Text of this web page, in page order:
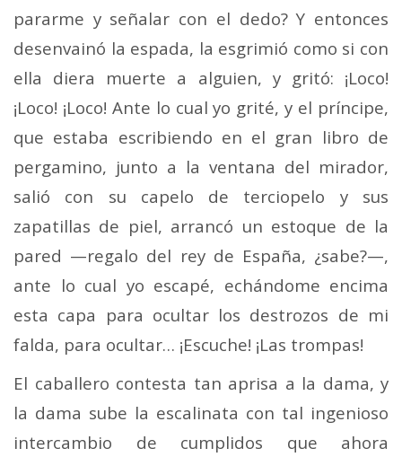
pararme y señalar con el dedo? Y entonces
desenvainó la espada, la esgrimió como si con
ella diera muerte a alguien, y gritó: ¡Loco!
¡Loco! ¡Loco! Ante lo cual yo grité, y el príncipe,
que estaba escribiendo en el gran libro de
pergamino, junto a la ventana del mirador,
salió con su capelo de terciopelo y sus
zapatillas de piel, arrancó un estoque de la
pared —regalo del rey de España, ¿sabe?—,
ante lo cual yo escapé, echándome encima
esta capa para ocultar los destrozos de mi
falda, para ocultar… ¡Escuche! ¡Las trompas!
El caballero contesta tan aprisa a la dama, y
la dama sube la escalinata con tal ingenioso
intercambio de cumplidos que ahora